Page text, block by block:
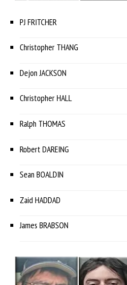
PJ FRITCHER
Christopher THANG
Dejon JACKSON
Christopher HALL
Ralph THOMAS
Robert DAREING
Sean BOALDIN
Zaid HADDAD
James BRABSON